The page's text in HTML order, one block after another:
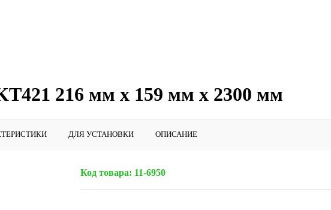
216 мм х 159 мм х 2300 мм
ДЛЯ УСТАНОВКИ ОПИСАНИЕ
Код товара: 11-6950